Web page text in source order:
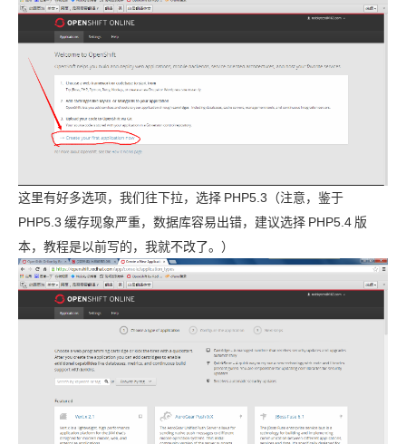
这里有好多选项，我们往下拉，选择 PHP5.3（注意，鉴于
PHP5.3 缓存现象严重，数据库容易出错，建议选择 PHP5.4 版
本，教程是以前写的，我就不改了。）